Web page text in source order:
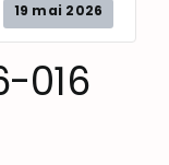
19 mai 2026
016